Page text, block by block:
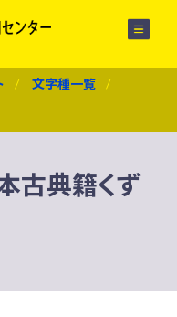
文字種一覧
本古典籍くず